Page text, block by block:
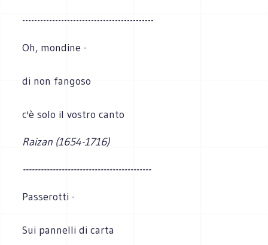
--------------------------------------------
Oh, mondine -
di non fangoso
c'è solo il vostro canto
Raizan (1654-1716)
-------------------------------------------
Passerotti -
Sui pannelli di carta